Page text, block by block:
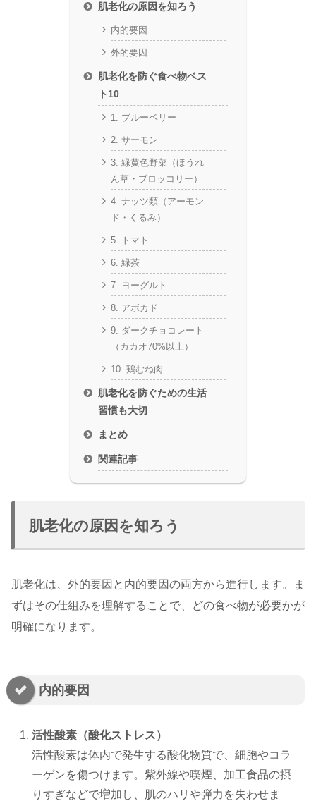
肌老化の原因を知ろう
内的要因
外的要因
肌老化を防ぐ食べ物ベス
ト10
1. ブルーベリー
2. サーモン
3. 緑黄色野菜（ほうれ
ん草・ブロッコリー）
4. ナッツ類（アーモン
ド・くるみ）
5. トマト
6. 緑茶
7. ヨーグルト
8. アボカド
9. ダークチョコレート
（カカオ70%以上）
10. 鶏むね肉
肌老化を防ぐための生活
習慣も大切
まとめ
関連記事
肌老化の原因を知ろう
肌老化は、外的要因と内的要因の両方から進行します。ま
ずはその仕組みを理解することで、どの食べ物が必要かが
明確になります。
内的要因
活性酸素（酸化ストレス）
活性酸素は体内で発生する酸化物質で、細胞やコラ
ーゲンを傷つけます。紫外線や喫煙、加工食品の摂
りすぎなどで増加し、肌のハリや弾力を失わせま